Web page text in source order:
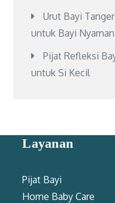
Urut Bayi
untuk Bayi Nyaman
Pijat Refleksi
untuk Si Kecil
Layanan
Pijat Bayi
Home Baby Care